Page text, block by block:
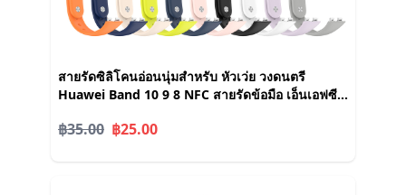
สายรัดซิลิโคนอ่อนนุ่มสําหรับ หัวเว่ย วงดนตรี
Huawei Band 10 9 8 NFC สายรัดข้อมือ เอ็นเอฟซี
฿35.00 ฿25.00